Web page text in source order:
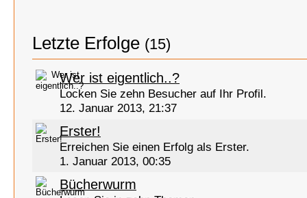
Letzte Erfolge (15)
Wer ist eigentlich..?
Locken Sie zehn Besucher auf Ihr Profil.
12. Januar 2013, 21:37
Erster!
Erreichen Sie einen Erfolg als Erster.
1. Januar 2013, 00:35
Bücherwurm